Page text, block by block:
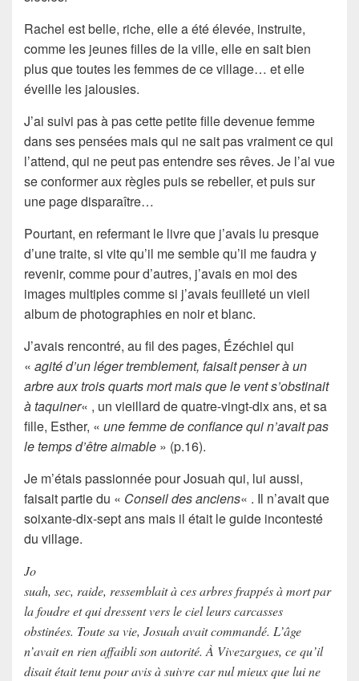
Rachel est belle, riche, elle a été élevée, instruite,
comme les jeunes filles de la ville, elle en sait bien
plus que toutes les femmes de ce village… et elle
éveille les jalousies.
J’ai suivi pas à pas cette petite fille devenue femme
dans ses pensées mais qui ne sait pas vraiment ce qui
l’attend, qui ne peut pas entendre ses rêves. Je l’ai vue
se conformer aux règles puis se rebeller, et puis sur
une page disparaître…
Pourtant, en refermant le livre que j’avais lu presque
d’une traite, si vite qu’il me semble qu’il me faudra y
revenir, comme pour d’autres, j’avais en moi des
images multiples comme si j’avais feuilleté un vieil
album dephotographies en noir et blanc.
J’avais rencontré, au fil des pages, Ézéchiel qui
« agité d’un léger tremblement, faisait penser à un
arbre aux trois quarts mort mais que le vent s’obstinait
à taquiner« , un vieillard de quatre-vingt-dix ans, et sa
fille, Esther, « une femme de confiance qui n’avait pas
le temps d’être aimable » (p.16).
Je m’étais passionnée pourJosuah qui, lui aussi,
faisait partie du « Conseil des anciens« . Il n’avait que
soixante-dix-sept ans mais il était le guide incontesté
du village.
Jo
suah, sec, raide, ressemblait à ces arbres frappés à mort par
la foudre et qui dressent vers le ciel leurs carcasses
obstinées. Toute sa vie, Josuah avait commandé. L’âge
n’avait en rien affaibli son autorité. À Vivezargues, ce qu’il
disait était tenu pour avis à suivre car nul mieux que lui ne